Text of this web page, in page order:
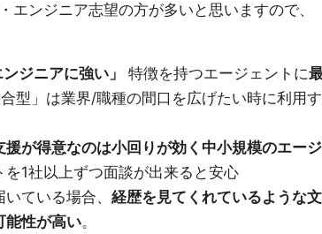
ンジニア志望の方が多いと思いますので、
ンジニアに強い」 特徴を持つエージェントに
型」は業界/職種の間口を広げたい時に利用す
援が得意なのは小回りが効く中小規模のエージ
1社以上ずつ面談が出来ると安心
ている場合、 経歴を見てくれているような文
能性が高い。